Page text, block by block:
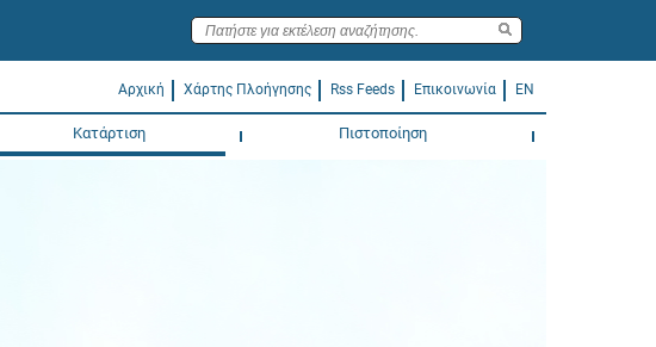
Αρχική Χάρτης Πλοήγησης Rss Feeds Επικοινωνία EN
Κατάρτιση Πιστοποίηση